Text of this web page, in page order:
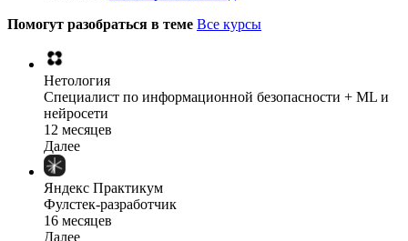
Помогут разобраться в теме Все курсы
Нетология
Специалист по информационной безопасности + ML и
нейросети
12 месяцев
Далее
Яндекс Практикум
Фулстек-разработчик
16 месяцев
Далее